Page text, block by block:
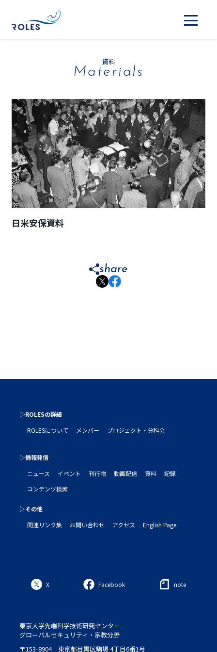
資料
Materials
日米安保資料
share
▷ROLESの詳細
ROLESについて
メンバー プロジェクト・分科会
▷情報発信
ニュース
イベント 刊行物 動画配信 資料
記録
コンテンツ検索
▷その他
関連リンク集
お問い合わせ アクセス English Page
X Facebook note
東京大学先端科学技術研究センター
グローバルセキュリティ・宗教分野
〒153-8904 東京都目黒区駒場 4丁目6番1号